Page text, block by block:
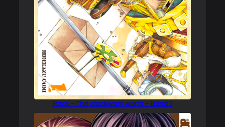
Rock – The clockwork world – Band 1